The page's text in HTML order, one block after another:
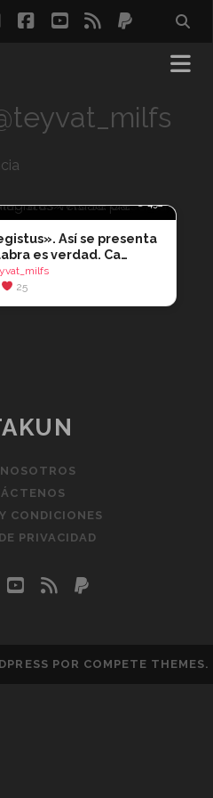
twitterfacebook
youtube
rss paypal
👁 492
Así se presenta
es verdad. Ca…
25
CONDICIONES
PRIVACIDAD
youtube
rss paypal
POR COMPETE THEMES.